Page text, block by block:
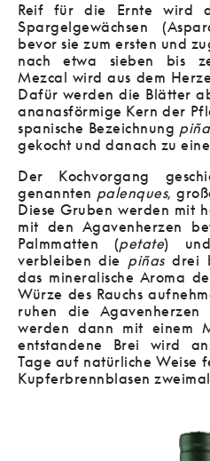
Reif für die Ernte wird
Spargelgewächsen
bevor sie zum ersten und
nach etwa sieben bis
Mezcal wird aus dem
Dafür werden die Blätter
ananasförmige Kern der
spanische Bezeichnung piña
gekocht und danach zu
Der Kochvorgang
genannten palenques,
Diese Gruben werden mit
mit den Agavenherzen
Palmmatten (petate)
verbleiben die piñasdrei
das mineralische Aroma
Würze des Rauchs
ruhen die
werden dann mit einem
entstandene Brei wird
Tage auf natürliche Weise
Kupferbrennblasen